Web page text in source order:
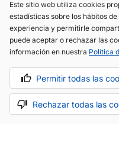
Este sitio web utiliza cookies
estadísticas sobre los hábitos
experiencia y permitirle
puede aceptar o rechazar las
información en nuestra Política
Permitir todas las
Rechazar todas las
Aviso legal Política de